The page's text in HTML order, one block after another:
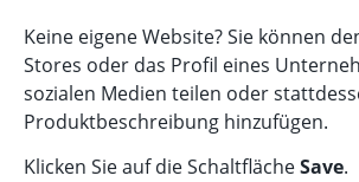
Keine eigene Website? Sie können
Stores oder das Profil eines
sozialen Medien teilen oder
Produktbeschreibung hinzufügen.
Klicken Sie auf die SchaltflächeSave.